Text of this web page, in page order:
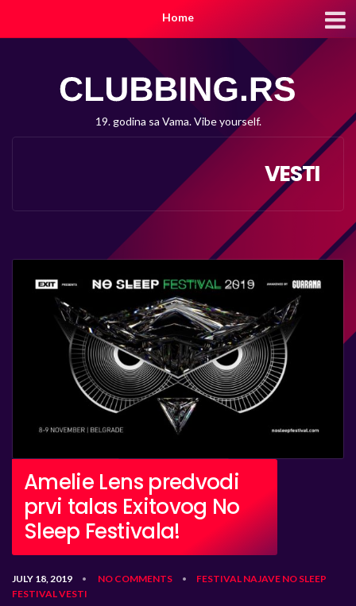
Home
19. godina sa Vama. Vibe yourself.
VESTI
Amelie Lens predvodi
prvi talas Exitovog No
Sleep Festivala!
JULY 18, 2019 • NO COMMENTS • FESTIVAL NAJAVE NO SLEEP
FESTIVALVESTI